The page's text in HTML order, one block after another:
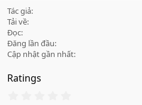
Tác giả
Tải về
Đọc
Đăng lần đầu
Cập nhật gần nhất
Ratings